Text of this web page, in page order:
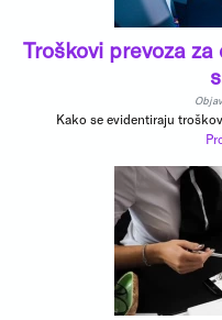
Troškovi prevoza
Kako se evidentiraju